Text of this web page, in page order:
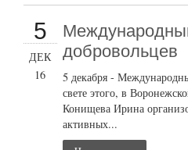
5
ДЕК
16
добровольцев
5 декабря -
свете этого, в
Конищева Ирина
активных...